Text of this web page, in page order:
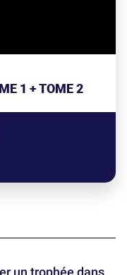
1 + TOME 2
un trophée dans